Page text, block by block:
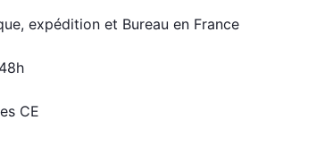
expédition et Bureau en France
CE